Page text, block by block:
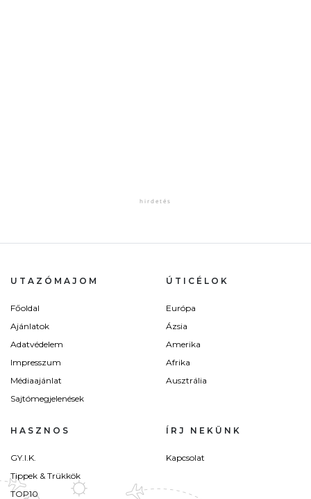
UTAZÓMAJOM
Főoldal
Ajánlatok
Adatvédelem
Impresszum
Médiaajánlat
Sajtómegjelenések
ÚTICÉLOK
Európa
Ázsia
Amerika
Afrika
Ausztrália
HASZNOS
GY.I.K.
Tippek & Trükkök
TOP10
ÍRJ NEKÜNK
Kapcsolat